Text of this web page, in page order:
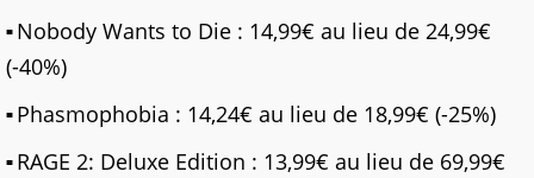
Nobody Wants to Die : 14,99€ au lieu de 24,99€
(-40%)
Phasmophobia : 14,24€ au lieu de 18,99€ (-25%)
RAGE 2: Deluxe Edition : 13,99€ au lieu de 69,99€